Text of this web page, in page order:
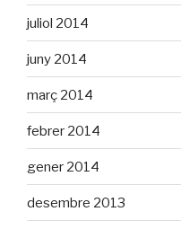
juliol 2014
juny 2014
març 2014
febrer 2014
gener 2014
desembre 2013